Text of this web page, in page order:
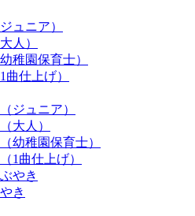
ュニア）
人）
稚園保育士）
仕上げ）
ジュニア）
大人）
幼稚園保育士）
1曲仕上げ）
やき
き